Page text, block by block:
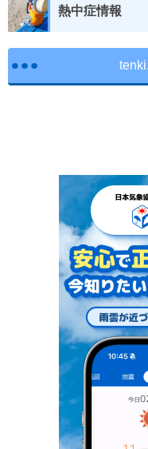
熱中症情報